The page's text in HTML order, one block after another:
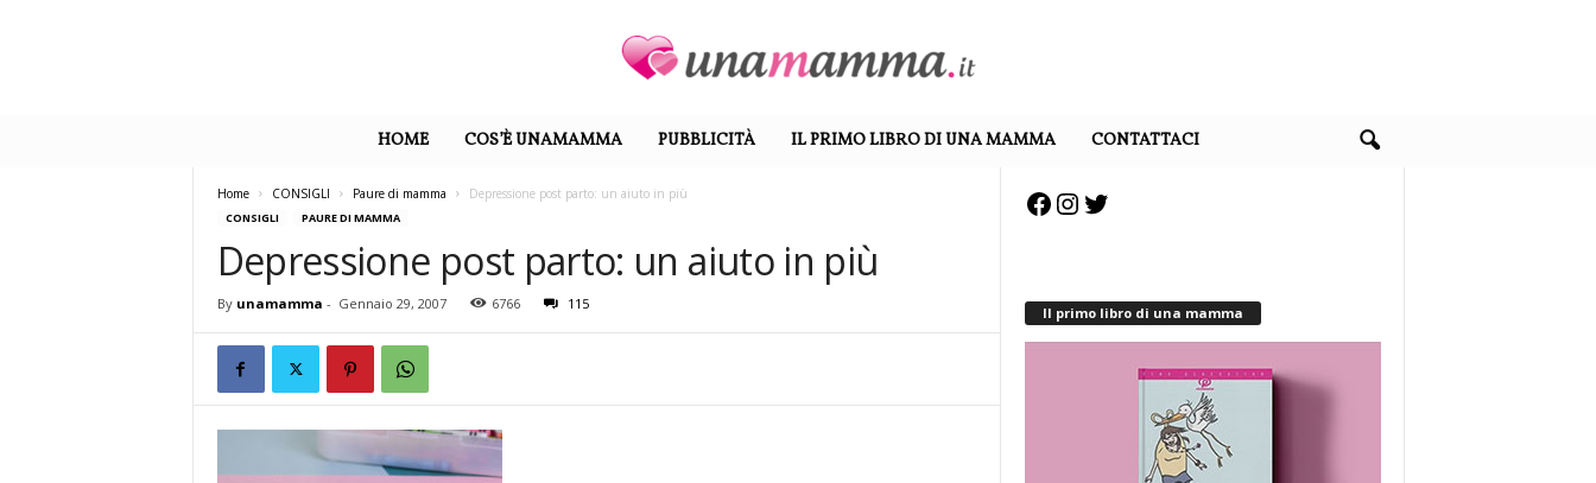
HOME COS’È UNAMAMMA PUBBLICITÀ IL PRIMO LIBRO DI UNA MAMMA CONTATTACI
Home CONSIGLI Paure di mamma Depressione post parto: un aiuto in più
CONSIGLI PAURE DI MAMMA
Depressione post parto: un aiuto in più
By unamamma - Gennaio 29, 2007 6766 115
Facebook
Instagram
Twitter
Il primo libro di una mamma